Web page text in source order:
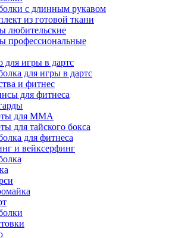
с длинным рукавом
из готовой ткани
любительские
профессиональные
для игры в дартс
для игры в дартс
и фитнес
для фитнеса
для MMA
для тайского бокса
для фитнеса
и вейксерфинг